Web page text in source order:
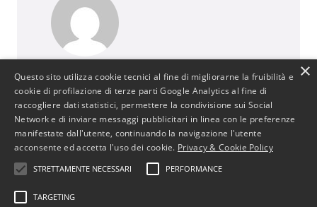
BusinessJus
487 post
http://www.businessjus.com
Il mondo del Diritto cambia. È un mondo in
continua evoluzione poiché segue le
evoluzioni del suo principale artefice: l’uomo.
In particolare il mondo del diritto
commerciale cambia con le evoluzioni
×
Questo sito utilizza cookie tecnici al fine di migliorarne la fruibilità e
cookie di profilazione di terze parti Google Analytics al fine di
raccogliere dati statistici, permettere la condivisione sui Social
Network e di inviare messaggi pubblicitari in linea con le preferenze
manifestate dall'utente, continuando la navigazione l'utente
acconsente ed accetta l'uso dei cookie. Privacy & Cookie Policy
STRETTAMENTE NECESSARI PERFORMANCE
TARGETING